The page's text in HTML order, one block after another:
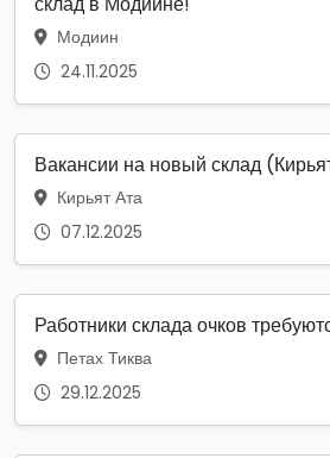
Модиин
24.11.2025
Вакансии на новый склад
Кирьят Ата
07.12.2025
Работники склада очков
Петах Тиква
29.12.2025